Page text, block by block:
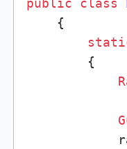
public class
    {
        {